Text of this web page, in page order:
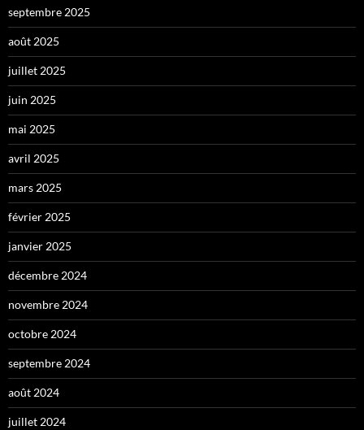
septembre 2025
août 2025
juillet 2025
juin 2025
mai 2025
avril 2025
mars 2025
février 2025
janvier 2025
décembre 2024
novembre 2024
octobre 2024
septembre 2024
août 2024
juillet 2024